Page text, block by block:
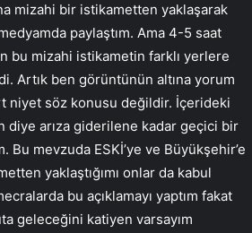
mizahi bir istikametten yaklaşarak
paylaştım. Ama 4-5 saat
bu mizahi istikametin farklı yerlere
Artık ben görüntünün altına yorum
niyet söz konusu değildir. İçerideki
diye arıza giderilene kadar geçici bir
Bu mevzuda ESKİ’ye ve Büyükşehir’e
yaklaştığımı onlar da kabul
bu açıklamayı yaptım fakat
geleceğini katiyen varsayım